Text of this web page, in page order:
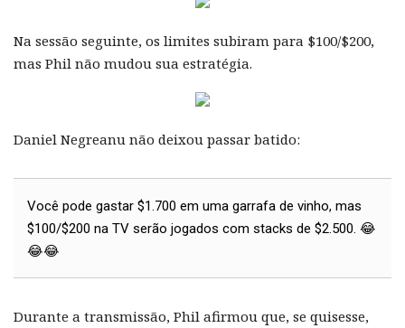
Na sessão seguinte, os limites subiram para $100/$200,
mas Phil não mudou sua estratégia.
Daniel Negreanu não deixou passar batido:
Você pode gastar $1.700 em uma garrafa de vinho, mas
$100/$200 na TV serão jogados com stacks de $2.500. 😂
😂😂
Durante a transmissão, Phil afirmou que, se quisesse,